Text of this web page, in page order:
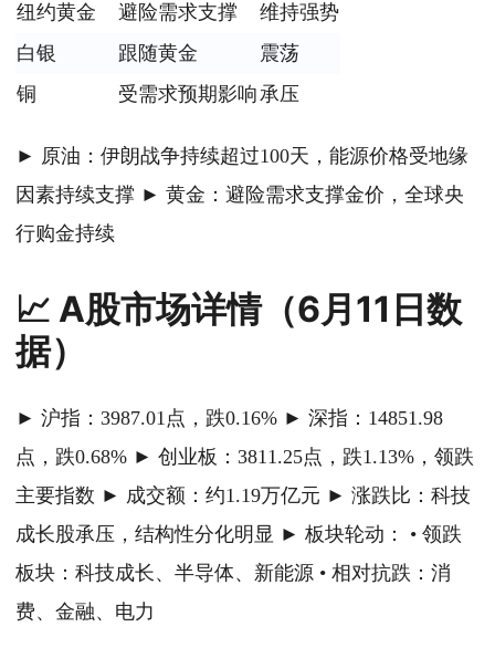
纽约黄金
避险需求支撑
维持强势
白银
跟随黄金
震荡
铜
受需求预期影响承压
► 原油：伊朗战争持续超过100天，能源价格受地缘
因素持续支撑 ► 黄金：避险需求支撑金价，全球央
行购金持续
📈 A股市场详情（6月11日数
据）
► 沪指：3987.01点，跌0.16% ► 深指：14851.98
点，跌0.68% ► 创业板：3811.25点，跌1.13%，领跌
主要指数 ► 成交额：约1.19万亿元 ► 涨跌比：科技
成长股承压，结构性分化明显 ► 板块轮动： • 领跌
板块：科技成长、半导体、新能源 • 相对抗跌：消
费、金融、电力